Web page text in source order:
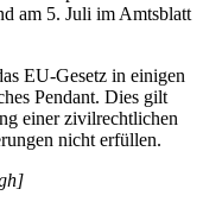
am 5. Juli im Amtsblatt
EU-Gesetz in einigen
Pendant. Dies gilt
einer zivilrechtlichen
nicht erfüllen.